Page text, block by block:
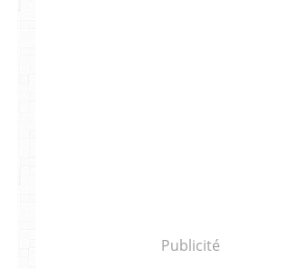
Publicité